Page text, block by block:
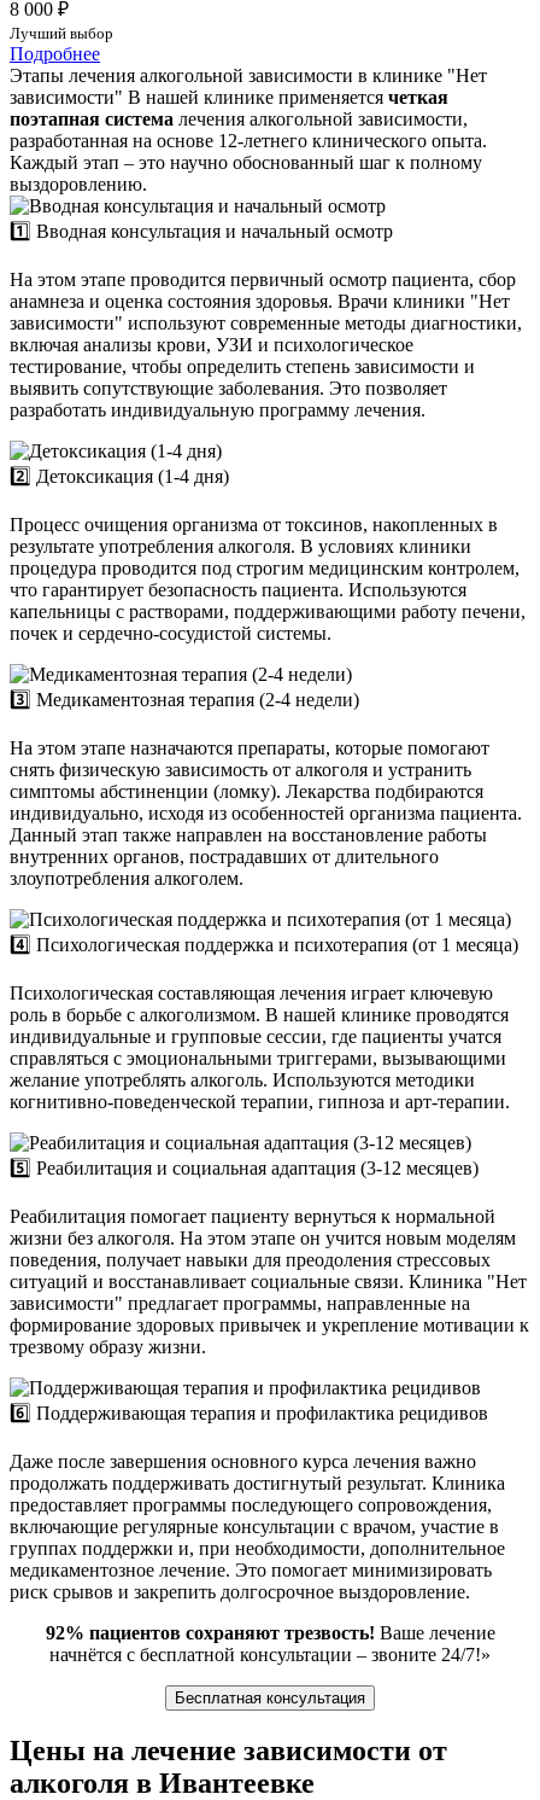
8 000 ₽
Лучший выбор
Подробнее
Этапы лечения алкогольной зависимости в клинике "Нет
зависимости" В нашей клинике применяется четкая
поэтапная система лечения алкогольной зависимости,
разработанная на основе 12-летнего клинического опыта.
Каждый этап – это научно обоснованный шаг к полному
выздоровлению.
1️⃣ Вводная консультация и начальный осмотр
На этом этапе проводится первичный осмотр пациента, сбор
анамнеза и оценка состояния здоровья. Врачи клиники "Нет
зависимости" используют современные методы диагностики,
включая анализы крови, УЗИ и психологическое
тестирование, чтобы определить степень зависимости и
выявить сопутствующие заболевания. Это позволяет
разработать индивидуальную программу лечения.
2️⃣ Детоксикация (1-4 дня)
Процесс очищения организма от токсинов, накопленных в
результате употребления алкоголя. В условиях клиники
процедура проводится под строгим медицинским контролем,
что гарантирует безопасность пациента. Используются
капельницы с растворами, поддерживающими работу печени,
почек и сердечно-сосудистой системы.
3️⃣ Медикаментозная терапия (2-4 недели)
На этом этапе назначаются препараты, которые помогают
снять физическую зависимость от алкоголя и устранить
симптомы абстиненции (ломку). Лекарства подбираются
индивидуально, исходя из особенностей организма пациента.
Данный этап также направлен на восстановление работы
внутренних органов, пострадавших от длительного
злоупотребления алкоголем.
4️⃣ Психологическая поддержка и психотерапия (от 1 месяца)
Психологическая составляющая лечения играет ключевую
роль в борьбе с алкоголизмом. В нашей клинике проводятся
индивидуальные и групповые сессии, где пациенты учатся
справляться с эмоциональными триггерами, вызывающими
желание употреблять алкоголь. Используются методики
когнитивно-поведенческой терапии, гипноза и арт-терапии.
5️⃣ Реабилитация и социальная адаптация (3-12 месяцев)
Реабилитация помогает пациенту вернуться к нормальной
жизни без алкоголя. На этом этапе он учится новым моделям
поведения, получает навыки для преодоления стрессовых
ситуаций и восстанавливает социальные связи. Клиника "Нет
зависимости" предлагает программы, направленные на
формирование здоровых привычек и укрепление мотивации к
трезвому образу жизни.
6️⃣ Поддерживающая терапия и профилактика рецидивов
Даже после завершения основного курса лечения важно
продолжать поддерживать достигнутый результат. Клиника
предоставляет программы последующего сопровождения,
включающие регулярные консультации с врачом, участие в
группах поддержки и, при необходимости, дополнительное
медикаментозное лечение. Это помогает минимизировать
риск срывов и закрепить долгосрочное выздоровление.
92% пациентов сохраняют трезвость! Ваше лечение
начнётся с бесплатной консультации – звоните 24/7!»
Бесплатная консультация
Цены на лечение зависимости от
алкоголя в Ивантеевке